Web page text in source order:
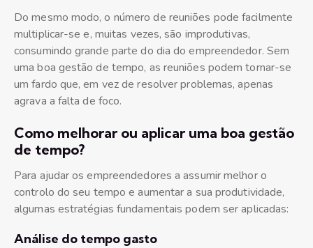
Do mesmo modo, o número de reuniões pode facilmente
multiplicar-se e, muitas vezes, são improdutivas,
consumindo grande parte do dia do empreendedor. Sem
uma boa gestão de tempo, as reuniões podem tornar-se
um fardo que, em vez de resolver problemas, apenas
agrava a falta de foco.
Como melhorar ou aplicar uma boa gestão
de tempo?
Para ajudar os empreendedores a assumir melhor o
controlo do seu tempo e aumentar a sua produtividade,
algumas estratégias fundamentais podem ser aplicadas:
Análise do tempo gasto